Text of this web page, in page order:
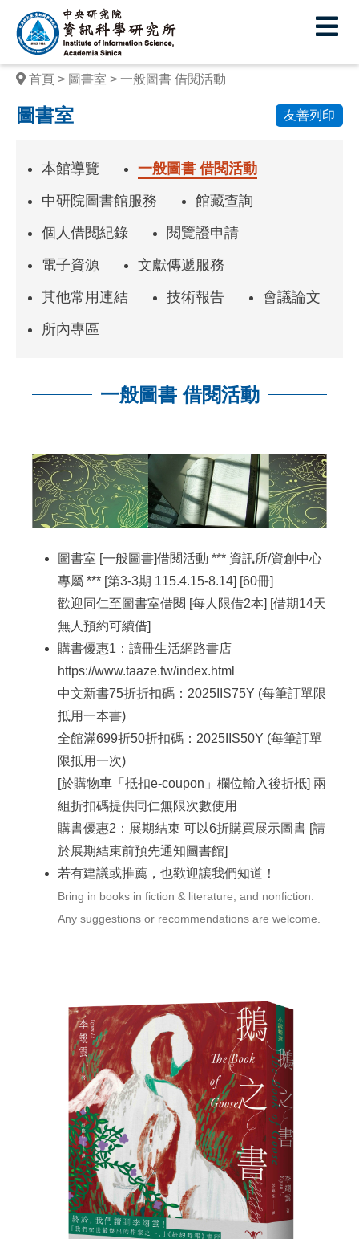
中
央
研
究
院
學
研
究
所
首頁 圖書室 一般圖書 借閱活動
圖書室 友善列印
本館導覽
一般圖書 借閱活動
中研院圖書館服務
館藏查詢
個人借閱紀錄
閱覽證申請
電子資源
文獻傳遞服務
其他常用連結
技術報告
會議論文
所內專區
一般圖書 借閱活動
圖書室 [一般圖書]借閱活動 *** 資訊所/資創中心
專屬 *** [第3-3期 115.4.15-8.14] [60冊]
歡迎同仁至圖書室借閱 [每人限借2本] [借期14天
無人預約可續借]
購書優惠1：讀冊生活網路書店
https://www.taaze.tw/index.html
中文新書75折折扣碼：2025IIS75Y (每筆訂單限
抵用一本書)
全館滿699折50折扣碼：2025IIS50Y (每筆訂單
限抵用一次)
[於購物車「抵扣e-coupon」欄位輸入後折抵] 兩
組折扣碼提供同仁無限次數使用
購書優惠2：展期結束 可以6折購買展示圖書 [請
於展期結束前預先通知圖書館]
若有建議或推薦，也歡迎讓我們知道！
Bring in books in fiction & literature, and nonfiction.
Any suggestions or recommendations are welcome.